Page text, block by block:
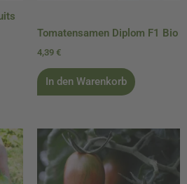
Tomatensamen Diplom F1 Bio
4,39 €
In den Warenkorb